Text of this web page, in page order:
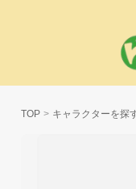
TOP キャラクターを探